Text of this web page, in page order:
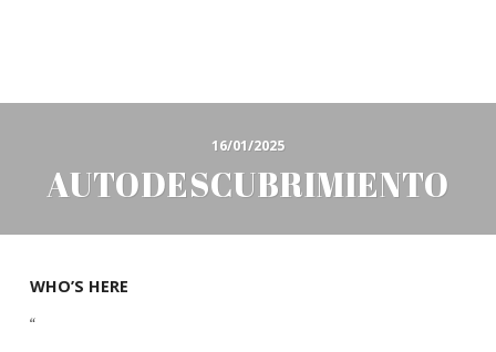
16/01/2025
AUTODESCUBRIMIENTO
WHO’S HERE